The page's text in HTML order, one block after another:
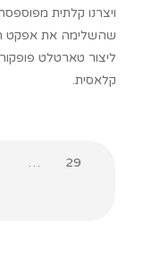
ויצרנו קלתית
שהשלימה את אפקט
ליצור טארטלט
קלאסית.
… 29